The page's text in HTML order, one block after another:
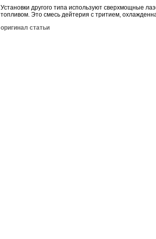
Установки другого типа используют сверхмощные
топливом. Это смесь дейтерия с тритием,
оригинал статьи